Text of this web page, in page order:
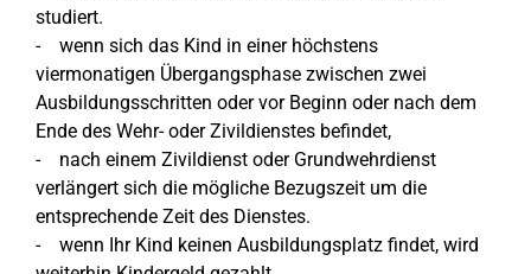
studiert.
- wenn sich das Kind in einer höchstens
viermonatigen Übergangsphase zwischen zwei
Ausbildungsschritten oder vor Beginn oder nach dem
Ende des Wehr- oder Zivildienstes befindet,
- nach einem Zivildienst oder Grundwehrdienst
verlängert sich die mögliche Bezugszeit um die
entsprechende Zeit des Dienstes.
- wenn Ihr Kind keinen Ausbildungsplatz findet, wird